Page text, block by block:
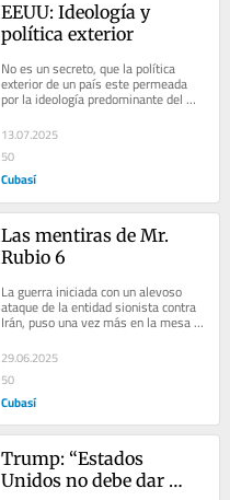
EEUU: Ideología y
política exterior
No es un secreto, que la política
exterior de un país este permeada
por la ideología predominante del
grupo que gobierna, del partido u...
13.07.2025
50
Cubasí
Las mentiras de Mr.
Rubio 6
La guerra iniciada con un alevoso
ataque de la entidad sionista contra
Irán, puso una vez más en la mesa
las profundas diferencias que
enfrentan a...
29.06.2025
50
Cubasí
Trump: “Estados
Unidos no debe dar